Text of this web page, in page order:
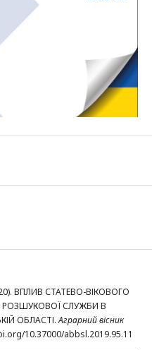
ВПЛИВ СТАТЕВО-ВІКОВОГО
РОЗШУКОВОЇ СЛУЖБИ В
ОБЛАСТІ.Аграрний вісник
10.37000/abbsl.2019.95.11